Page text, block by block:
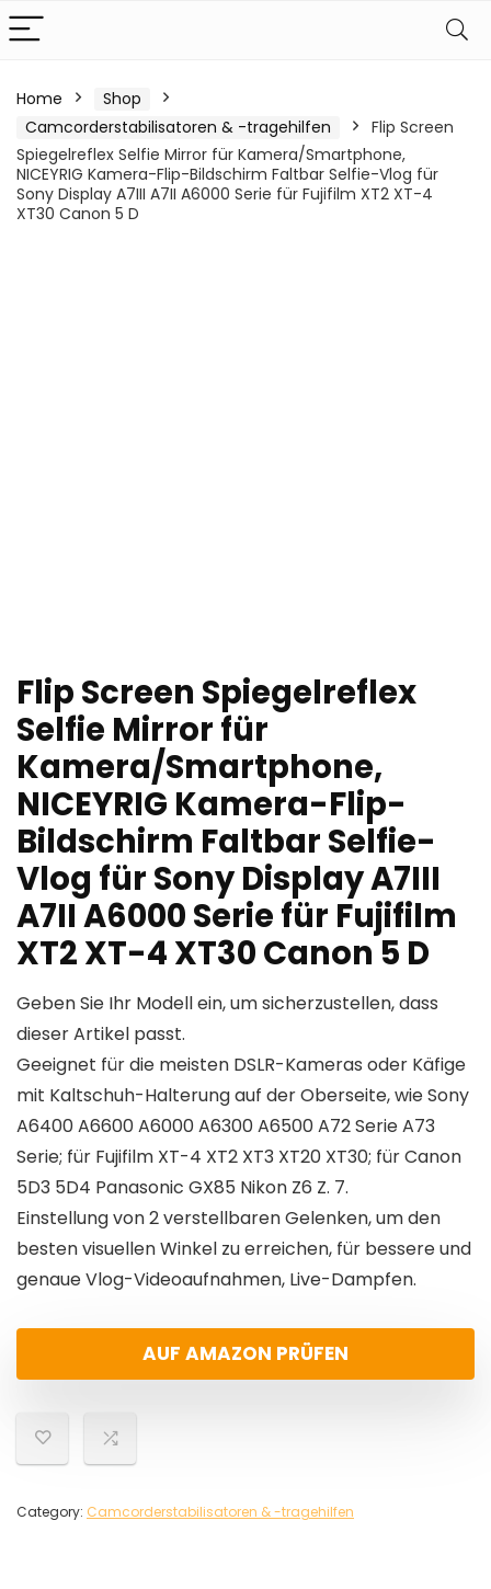
Home
Shop
Camcorderstabilisatoren & -tragehilfen
Flip Screen
Spiegelreflex Selfie Mirror für Kamera/Smartphone,
NICEYRIG Kamera-Flip-Bildschirm Faltbar Selfie-Vlog für
Sony Display A7III A7II A6000 Serie für Fujifilm XT2 XT-4
XT30 Canon 5 D
Flip Screen Spiegelreflex
Selfie Mirror für
Kamera/Smartphone,
NICEYRIG Kamera-Flip-
Bildschirm Faltbar Selfie-
Vlog für Sony Display A7III
A7II A6000 Serie für Fujifilm
XT2 XT-4 XT30 Canon 5 D
Geben Sie Ihr Modell ein, um sicherzustellen, dass
dieser Artikel passt.
Geeignet für die meisten DSLR-Kameras oder Käfige
mit Kaltschuh-Halterung auf der Oberseite, wie Sony
A6400 A6600 A6000 A6300 A6500 A72 Serie A73
Serie; für Fujifilm XT-4 XT2 XT3 XT20 XT30; für Canon
5D3 5D4 Panasonic GX85 Nikon Z6 Z. 7.
Einstellung von 2 verstellbaren Gelenken, um den
besten visuellen Winkel zu erreichen, für bessere und
genaue Vlog-Videoaufnahmen, Live-Dampfen.
AUF AMAZON PRÜFEN
Category: Camcorderstabilisatoren & -tragehilfen